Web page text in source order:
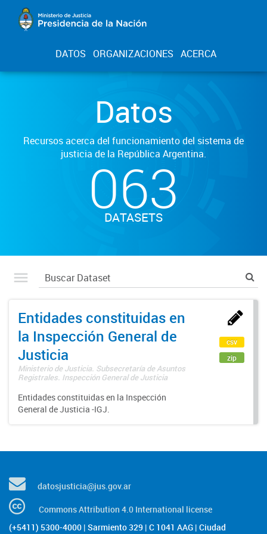
DATOS ORGANIZACIONES ACERCA
Datos
Recursos acerca del funcionamiento del sistema de
justicia de la República Argentina.
063
DATASETS
Entidades constituidas en
la Inspección General de
Justicia
Ministerio de Justicia. Subsecretaría de Asuntos
Registrales. Inspección General de Justicia
Entidades constituidas en la Inspección
General de Justicia -IGJ.
csv
zip
datosjusticia@jus.gov.ar
Commons Attribution 4.0 International license
(+5411) 5300-4000 | Sarmiento 329 | C 1041 AAG | Ciudad